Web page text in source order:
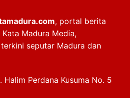
, portal berita
Madura Media,
seputar Madura dan
Halim Perdana Kusuma No. 5